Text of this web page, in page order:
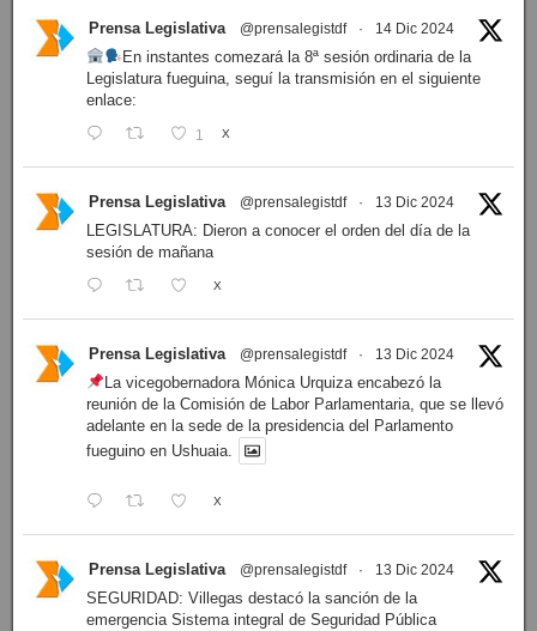
Prensa Legislativa @prensalegistdf · 14 Dic 2024
En instantes comezará la 8ª sesión ordinaria de la
Legislatura fueguina, seguí la transmisión en el siguiente
enlace:
1 X
Prensa Legislativa @prensalegistdf · 13 Dic 2024
LEGISLATURA: Dieron a conocer el orden del día de la
sesión de mañana
X
Prensa Legislativa @prensalegistdf · 13 Dic 2024
La vicegobernadora Mónica Urquiza encabezó la
reunión de la Comisión de Labor Parlamentaria, que se llevó
adelante en la sede de la presidencia del Parlamento
fueguino en Ushuaia.
X
Prensa Legislativa @prensalegistdf · 13 Dic 2024
SEGURIDAD: Villegas destacó la sanción de la
emergencia Sistema integral de Seguridad Pública